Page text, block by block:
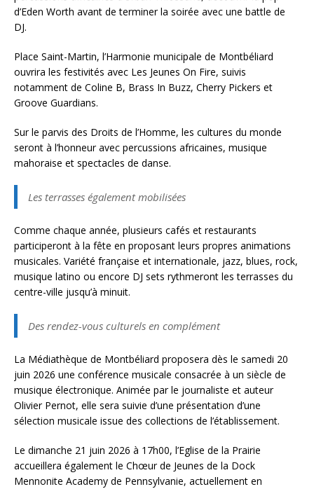
d’Eden Worth avant de terminer la soirée avec une battle de
DJ.
Place Saint-Martin, l’Harmonie municipale de Montbéliard
ouvrira les festivités avec Les Jeunes On Fire, suivis
notamment de Coline B, Brass In Buzz, Cherry Pickers et
Groove Guardians.
Sur le parvis des Droits de l’Homme, les cultures du monde
seront à l’honneur avec percussions africaines, musique
mahoraise et spectacles de danse.
Les terrasses également mobilisées
Comme chaque année, plusieurs cafés et restaurants
participeront à la fête en proposant leurs propres animations
musicales. Variété française et internationale, jazz, blues, rock,
musique latino ou encore DJ sets rythmeront les terrasses du
centre-ville jusqu’à minuit.
Des rendez-vous culturels en complément
La Médiathèque de Montbéliard proposera dès le samedi 20
juin 2026 une conférence musicale consacrée à un siècle de
musique électronique. Animée par le journaliste et auteur
Olivier Pernot, elle sera suivie d’une présentation d’une
sélection musicale issue des collections de l’établissement.
Le dimanche 21 juin 2026 à 17h00, l’Eglise de la Prairie
accueillera également le Chœur de Jeunes de la Dock
Mennonite Academy de Pennsylvanie, actuellement en